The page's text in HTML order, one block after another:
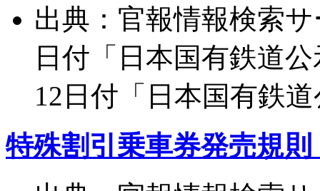
出典：官報情報検索
日付「日本国有鉄道
12日付「日本国有鉄
特殊割引乗車券発売規